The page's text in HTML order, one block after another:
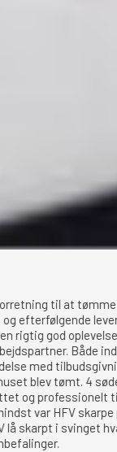
til at tømme et
levere
oplevelse af
Både inden
tilbudsgivning,
tømt. 4 søde
til
skarpe på
i svinget hvad